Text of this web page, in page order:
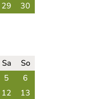
29
30
Sa
So
5
6
12
13